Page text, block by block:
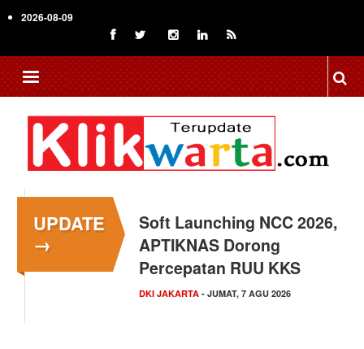
to
content
2026-08-09
UPDATE
→
Soft Launching NCC 2026,
APTIKNAS Dorong
Percepatan RUU KKS
DKI JAKARTA - JUMAT, 7 AGU 2026
Menkop Bawa Semangat
Koperasi ke Festival
Lembah Baliem Wamena
NASIONAL- JUMAT, 7 AGU 2026